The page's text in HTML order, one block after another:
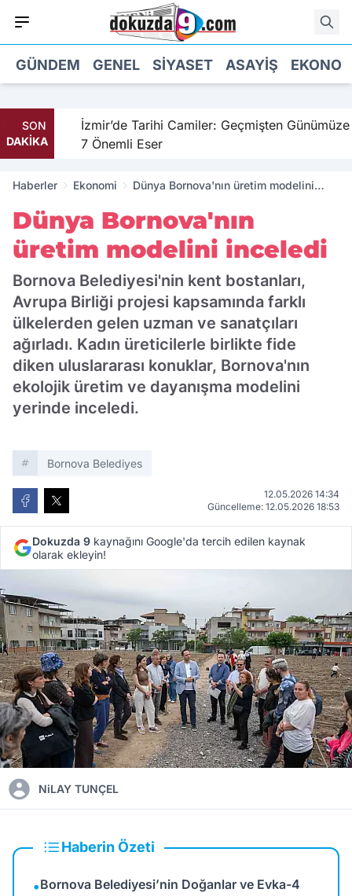
GÜNDEM GENEL SIYASET ASAYIŞ
SON
DAKİKA
İzmir’de Tarihi Camiler: Geçmişten Günümüze
7 Önemli Eser
Haberler Ekonomi
Dünya Bornova'nın üretim modelini
Dünya Bornova'nın
üretim modelini inceledi
Bornova Belediyesi'nin kent bostanları,
Avrupa Birliği projesi kapsamında farklı
ülkelerden gelen uzman ve sanatçıları
ağırladı. Kadın üreticilerle birlikte fide
diken uluslararası konuklar, Bornova'nın
ekolojik üretim ve dayanışma modelini
yerinde inceledi.
Bornova Belediyes
12.05.2026 14:34
Güncelleme: 12.05.2026 18:53
Dokuzda 9 kaynağını Google'da tercih edilen kaynak
olarak ekleyin!
NiLAY TUNÇEL
Haberin Özeti
•Bornova Belediyesi’nin Doğanlar ve Evka-4